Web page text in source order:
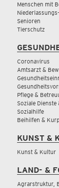
Menschen mit
Senioren
Tierschutz
Coronavirus
Amtsarzt &
Pflege &
Soziale Dienste
Sozialhilfe
Beihilfen &
KUNST &
Kunst & Kultur
LAND- &
Agrarstruktur,